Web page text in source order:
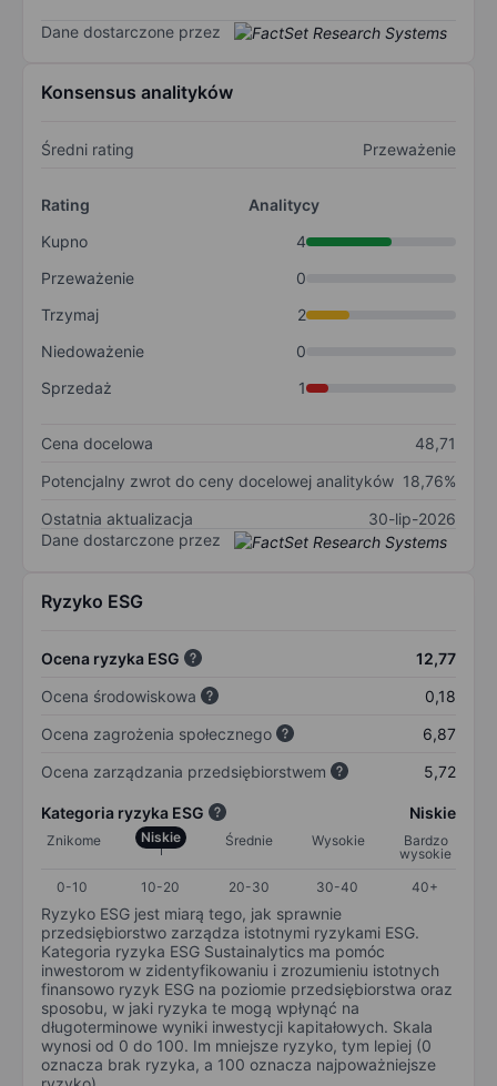
Dane dostarczone przez
Konsensus analityków
Średni rating Przeważenie
Rating
Analitycy
Kupno
4
Przeważenie
0
Trzymaj
2
Niedoważenie
0
Sprzedaż
1
Cena docelowa
48,71
Potencjalny zwrot do ceny docelowej analityków 18,76%
Ostatnia aktualizacja
30-lip-2026
Dane dostarczone przez
Ryzyko ESG
Ocena ryzyka ESG
12,77
Ocena środowiskowa
0,18
Ocena zagrożenia społecznego
6,87
Ocena zarządzania przedsiębiorstwem
5,72
Kategoria ryzyka ESG Niskie
Znikome Niskie Średnie Wysokie
Bardzo
wysokie
0-10
10-20 20-30 30-40 40+
Ryzyko ESG jest miarą tego, jak sprawnie
przedsiębiorstwo zarządza istotnymi ryzykami ESG.
Kategoria ryzyka ESG Sustainalytics ma pomóc
inwestorom w zidentyfikowaniu i zrozumieniu istotnych
finansowo ryzyk ESG na poziomie przedsiębiorstwa oraz
sposobu, w jaki ryzyka te mogą wpłynąć na
długoterminowe wyniki inwestycji kapitałowych. Skala
wynosi od 0 do 100. Im mniejsze ryzyko, tym lepiej (0
oznacza brak ryzyka, a 100 oznacza najpoważniejsze